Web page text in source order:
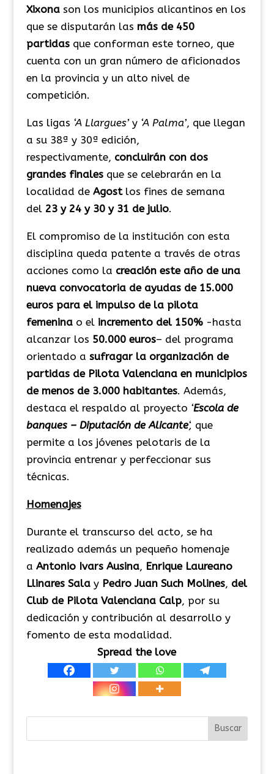
Xixona son los municipios alicantinos en los
que se disputarán las más de 450
partidasque conforman este torneo, que
cuenta con un gran número de aficionados
en la provincia y un alto nivel de
competición.
Las ligas ‘A Llargues’y ‘A Palma’, que llegan
a su 38ª y 30ª edición,
respectivamente, concluirán con dos
grandes finalesque se celebrarán en la
localidad de Agostlos fines de semana
del23 y 24 y 30 y 31 de julio.
El compromiso de la institución con esta
disciplina queda patente a través de otras
acciones como la creación este año de una
nueva convocatoria de ayudas de 15.000
euros para el impulso de la pilota
femenina o el incremento del 150%-hasta
alcanzar los 50.000 euros– del programa
orientado a sufragar la organización de
partidas de Pilota Valenciana en municipios
de menos de 3.000 habitantes. Además,
destaca el respaldo al proyecto ‘Escola de
banques – Diputación de Alicante‘, que
permite a los jóvenes pelotaris de la
provincia entrenar y perfeccionar sus
técnicas.
Homenajes
Durante el transcurso del acto, se ha
realizado además un pequeño homenaje
a Antonio Ivars Ausina, Enrique Laureano
Llinares Salay Pedro Juan Such Molines, del
Club de Pilota Valenciana Calp, por su
dedicación y contribución al desarrollo y
fomento de esta modalidad.
Spread the love